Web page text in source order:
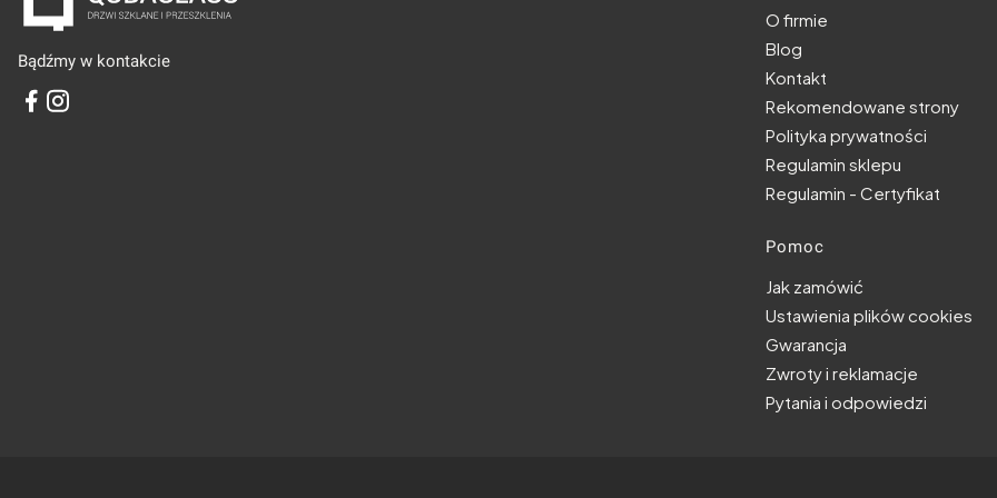
Bądźmy w kontakcie
O firmie
Blog
Kontakt
Rekomendowane strony
Polityka prywatności
Regulamin sklepu
Regulamin - Certyfikat
Pomoc
Jak zamówić
Ustawienia plików cookies
Gwarancja
Zwroty i reklamacje
Pytania i odpowiedzi